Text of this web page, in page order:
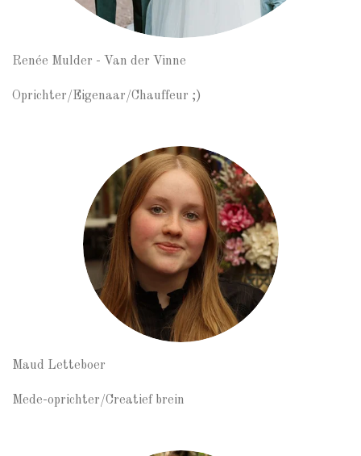
Renée Mulder - Van der Vinne
Oprichter/Eigenaar/Chauffeur ;)
Maud Letteboer
Mede-oprichter/Creatief brein